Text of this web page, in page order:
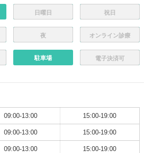
日曜日 祝日
夜 オンライン診療
駐車場 電子決済可
09:00-13:00 15:00-19:00
09:00-13:00 15:00-19:00
09:00-13:00 15:00-19:00